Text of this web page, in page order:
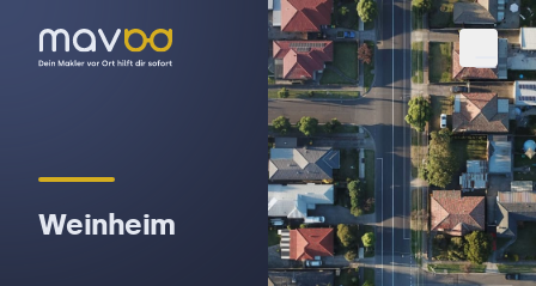
Weinheim